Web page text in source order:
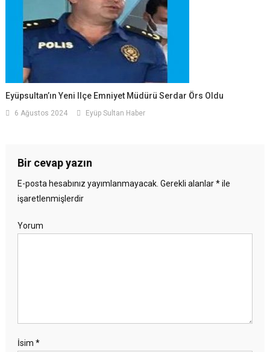
Eyüpsultan’ın Yeni Ilçe Emniyet Müdürü Serdar Örs Oldu
6 Ağustos 2024 Eyüp Sultan Haber
Bir cevap yazın
E-posta hesabınız yayımlanmayacak. Gerekli alanlar*ile
işaretlenmişlerdir
Yorum
İsim *